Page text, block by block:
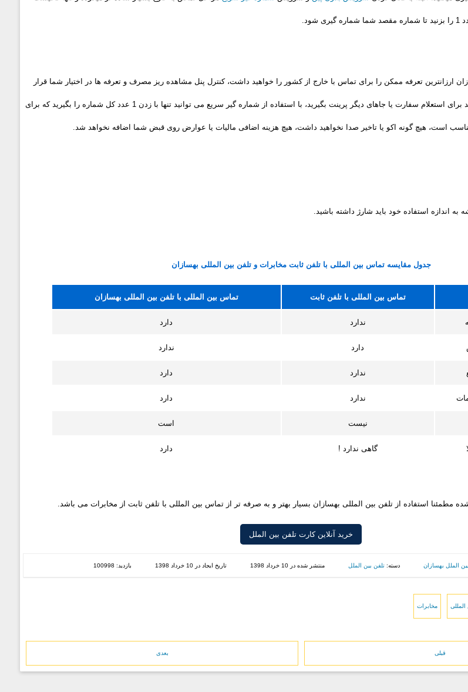
ارزانترین تعرفه ممکن را برای تماس با خارج از کشور را خواهید داشت، کنترل پنل مشاهده ریز مصرف و تعرفه ها در اختیار شما قرار
میگیرد، از تماس های خود می توانید برای استعلام سفارت یا جاهای دیگر پرینت بگیرید، با استفاده از شماره گیر سریع می توانید تنها با زدن 1 عدد کل شماره را بگیرید که برای
مناسب است، هیچ گونه اکو یا تاخیر صدا نخواهید داشت، هیچ هزینه اضافی مالیات یا عوارض روی قبض شما اضافه نخواهد شد.
به اندازه استفاده خود باید شارژ داشته باشید.
جدول مقایسه تماس بین المللی با تلفن ثابت مخابرات و تلفن بین المللی بهسازان
تماس بین المللی با تلفن ثابت تماس بین المللی با تلفن بین المللی بهسازان
ندارد دارد
دارد ندارد
ندارد دارد
ندارد دارد
نیست است
گاهی ندارد ! دارد
شده مطمئنا استفاده از تلفن بین المللی بهسازان بسیار بهتر و به صرفه تر از تماس بین المللی با تلفن ثابت از مخابرات می باشد.
خرید آنلاین کارت تلفن بین الملل
الملل بهسازان دسته: تلفن بین الملل منتشر شده در 10 خرداد 1398 تاریخ ایجاد در 10 خرداد 1398 بازدید: 100998
المللی مخابرات
قبلی بعدی